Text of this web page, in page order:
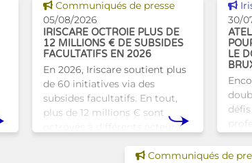
Voir cette news
Communiqués de presse
05/08/2026
IRISCARE OCTROIE PLUS DE
12 MILLIONS € DE SUBSIDES
FACULTATIFS EN 2026
En 2026, Iriscare soutient plus
de 60 initiatives via des
subsides facultatifs. En tout,
plus de 12 millions € sont
30/
LE
Voir cette news
Communiqués de